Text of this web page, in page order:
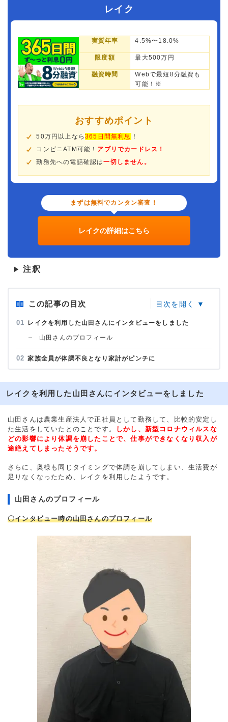
レイク
実質年率 4.5%〜18.0%
限度額 最大500万円
融資時間
Webで最短8分融資も
可能！※
おすすめポイント
50万円以上なら365日間無利息 ！
コンビニATM可能！ アプリでカードレス！
勤務先への電話確認は一切しません。
まずは無料でカンタン審査！
レイクの詳細はこちら
▶ 注釈
この記事の目次
レイクを利用した山田さんにインタビューをしました
山田さんのプロフィール
家族全員が体調不良となり家計がピンチに
レイクを利用した山田さんにインタビューをしました
山田さんは農業生産法人で正社員として勤務して、比較的安定し
た生活をしていたとのことです。
しかし、新型コロナウィルスな
どの影響により体調を崩したことで、仕事ができなくなり収入が
途絶えてしまったそうです。
さらに、奥様も同じタイミングで体調を崩してしまい、生活費が
足りなくなったため、レイクを利用したようです。
山田さんのプロフィール
〇インタビュー時の山田さんのプロフィール